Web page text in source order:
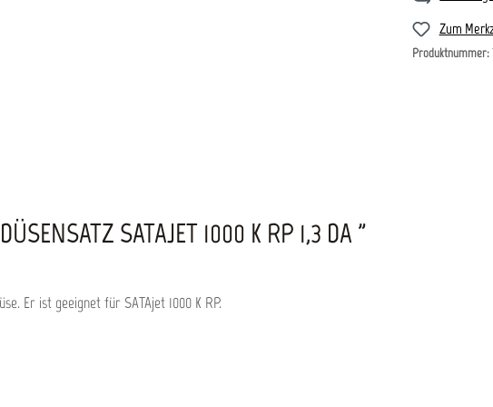
Zum
Produktnummer:
SATAJET 1000 K RP 1,3 DA "
Er ist geeignet für SATAjet 1000 K RP.